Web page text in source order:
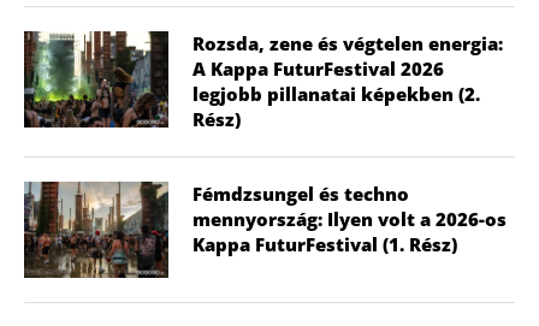
Rozsda, zene és végtelen energia:
A Kappa FuturFestival 2026
legjobb pillanatai képekben (2.
Rész)
Fémdzsungel és techno
mennyország: Ilyen volt a 2026-os
Kappa FuturFestival (1. Rész)